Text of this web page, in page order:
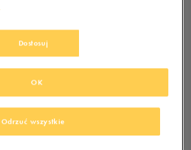
Dostosuj
Odrzuć wszystkie
OK